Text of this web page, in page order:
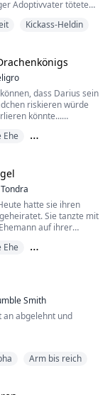
Adoptivvater tötete
zu begleichen.
eine richtige Familie
Kickass-Heldin
dass Darius sein
riskieren würde
könnte...
Clan unter
seit
Ehe
Tondra
hatte sie ihren
Sie tanzte mit
auf ihrer
weg und sagte, sie
ihres Manne...
Ehe
Smith
an abgelehnt und
doch dann wurde sie
Arm bis reich